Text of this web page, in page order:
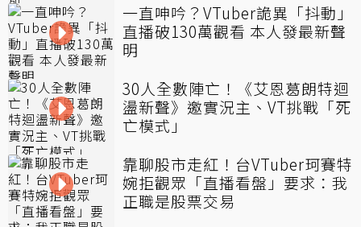
一直呻吟？VTuber詭異「抖動」
直播破130萬觀看 本人發最新聲
明
30人全數陣亡！《艾恩葛朗特迴
盪新聲》邀實況主、VT挑戰「死
亡模式」
靠聊股市走紅！台VTuber珂賽特
婉拒觀眾「直播看盤」要求：我
正職是股票交易